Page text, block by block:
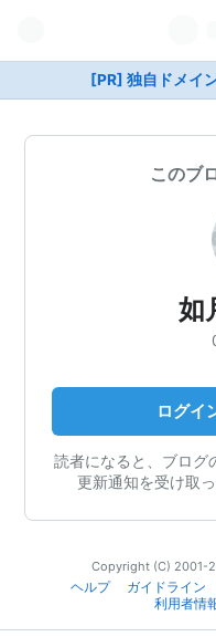
[PR] 独自ドメイ
このブ
如
ログイ
読者になると、ブログ
更新通知を受け取
Copyright (C) 2001-
ヘルプ
ガイドライン
利用者情